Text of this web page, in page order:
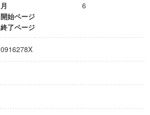
月
6
開始ページ
終了ページ
0916278X